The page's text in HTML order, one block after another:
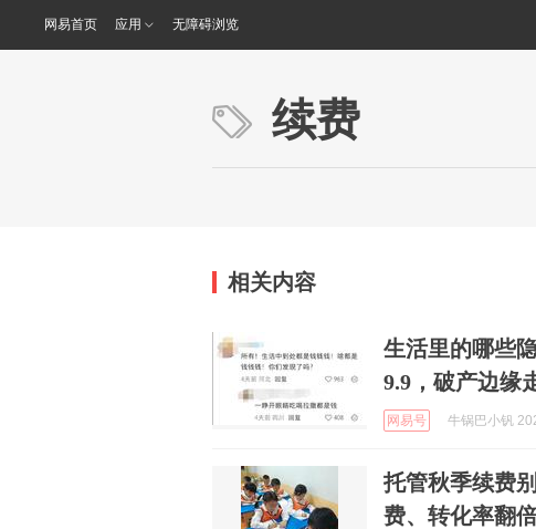
网易首页 应用 无障碍浏览
续费
相关内容
生活里的哪些
9.9，破产边缘
网易号 牛锅巴小钒
托管秋季续费
费、转化率翻